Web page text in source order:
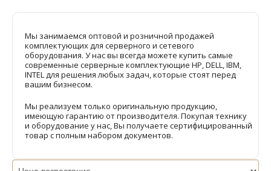
Мы занимаемся оптовой и розничной продажей
комплектующих для серверного и сетевого
оборудования. У нас вы всегда можете купить самые
современные серверные комплектующие HP, DELL, IBM,
INTEL для решения любых задач, которые стоят перед
вашим бизнесом.
Мы реализуем только оригинальную продукцию,
имеющую гарантию от производителя. Покупая технику
и оборудование у нас, Вы получаете сертифицированный
товар с полным набором документов.